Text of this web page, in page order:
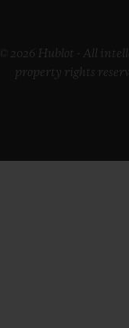
© 2026 Hublot - All
property rights